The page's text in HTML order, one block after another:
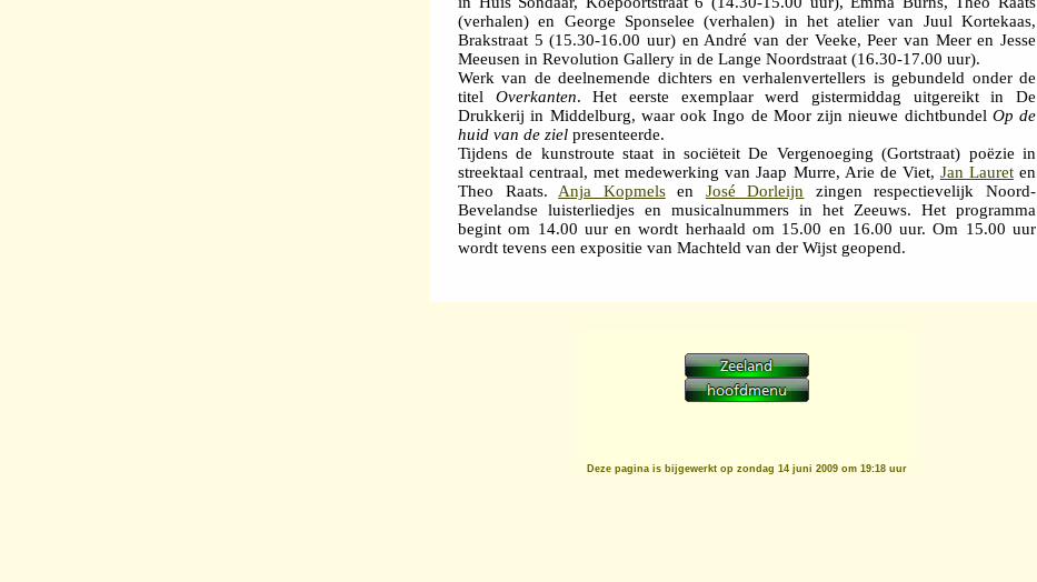
(verhalen) en George Sponselee (verhalen) in het atelier van Juul Kortekaas,
Brakstraat 5 (15.30-16.00 uur) en André van der Veeke, Peer van Meer en Jesse
Meeusen in Revolution Gallery in de Lange Noordstraat (16.30-17.00 uur).
Werk van de deelnemende dichters en verhalenvertellers is gebundeld onder de
titel Overkanten. Het eerste exemplaar werd gistermiddag uitgereikt in De
Drukkerij in Middelburg, waar ook Ingo de Moor zijn nieuwe dichtbundel Op de
huid van de ziel presenteerde.
Tijdens de kunstroute staat in sociëteit De Vergenoeging (Gortstraat) poëzie in
streektaal centraal, met medewerking van Jaap Murre, Arie de Viet, Jan Laureten
Theo Raats. Anja Kopmelsen José Dorleijn zingen respectievelijk Noord-
Bevelandse luisterliedjes en musicalnummers in het Zeeuws. Het programma
begint om 14.00 uur en wordt herhaald om 15.00 en 16.00 uur. Om 15.00 uur
wordt tevens een expositie van Machteld van der Wijst geopend.
Deze pagina is bijgewerkt op zondag 14 juni 2009 om 19:18 uur